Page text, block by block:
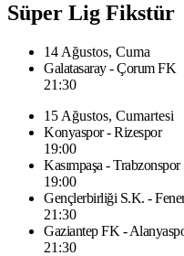
Süper Lig Fikstür
14 Ağustos, Cuma
Galatasaray - Çorum FK
21:30
15 Ağustos, Cumartesi
Konyaspor - Rizespor
19:00
Kasımpaşa - Trabzonspor
19:00
Gençlerbirliği S.K. -
21:30
Gaziantep FK -
21:30